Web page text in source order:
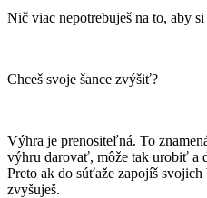
Nič viac nepotrebuješ na to, aby
Chceš svoje šance zvýšiť?
Výhra je prenositeľná. To
výhru darovať, môže tak urobiť
Preto ak do súťaže zapojíš
zvyšuješ.